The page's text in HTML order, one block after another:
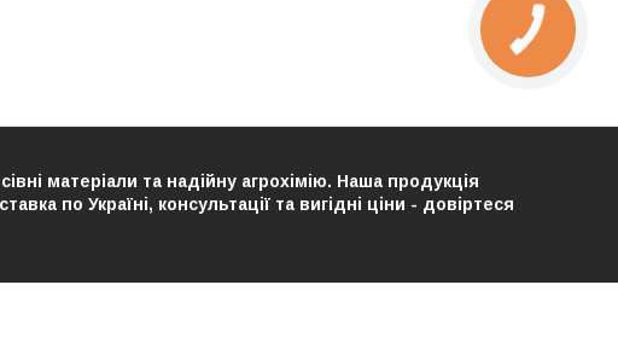
матеріали та надійну агрохімію. Наша продукція
по Україні, консультації та вигідні ціни - довіртеся